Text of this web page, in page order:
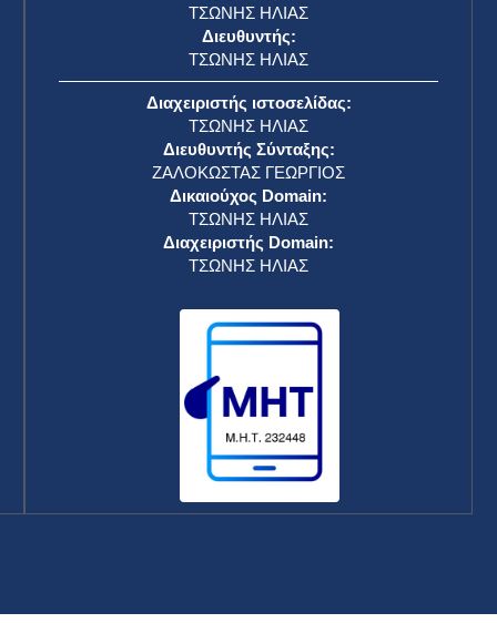
ΤΣΩΝΗΣ ΗΛΙΑΣ
Διευθυντής:
ΤΣΩΝΗΣ ΗΛΙΑΣ
Διαχειριστής ιστοσελίδας:
ΤΣΩΝΗΣ ΗΛΙΑΣ
Διευθυντής Σύνταξης:
ΖΑΛΟΚΩΣΤΑΣ ΓΕΩΡΓΙΟΣ
Δικαιούχος Domain:
ΤΣΩΝΗΣ ΗΛΙΑΣ
Διαχειριστής Domain:
ΤΣΩΝΗΣ ΗΛΙΑΣ